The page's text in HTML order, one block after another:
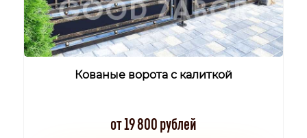
Кованые ворота с калиткой
от 19 800 рублей